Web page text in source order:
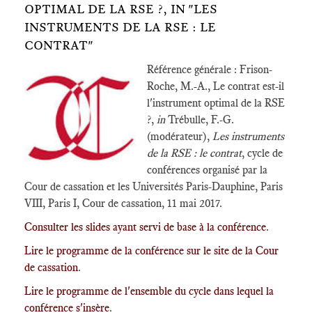
OPTIMAL DE LA RSE ?, IN "LES
INSTRUMENTS DE LA RSE : LE
CONTRAT"
Référence générale : Frison-
Roche, M.-A., Le contrat est-il
l'instrument optimal de la RSE
?, inTrébulle, F.-G.
(modérateur), Les instruments
de la RSE : le contrat, cycle de
conférences organisé par la
Cour de cassation et les Universités Paris-Dauphine, Paris
VIII, Paris I, Cour de cassation, 11 mai 2017.
Consulter les slides ayant servi de base à la conférence.
Lire le programme de la conférence sur le site de la Cour
de cassation.
Lire le programme de l'ensemble du cycle dans lequel la
conférence s'insère.